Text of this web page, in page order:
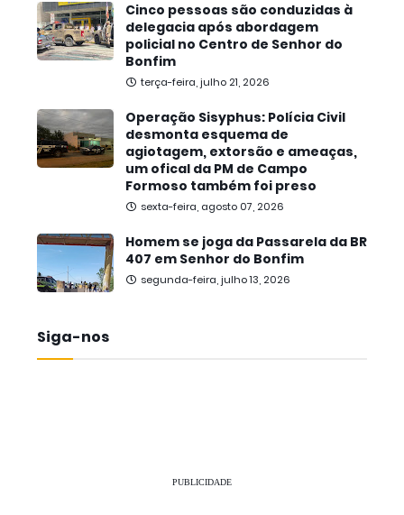
Cinco pessoas são conduzidas à
delegacia após abordagem
policial no Centro de Senhor do
Bonfim
terça-feira, julho 21, 2026
Operação Sisyphus: Polícia Civil
desmonta esquema de
agiotagem, extorsão e ameaças,
um ofical da PM de Campo
Formoso também foi preso
sexta-feira, agosto 07, 2026
Homem se joga da Passarela da BR
407 em Senhor do Bonfim
segunda-feira, julho 13, 2026
Siga-nos
PUBLICIDADE